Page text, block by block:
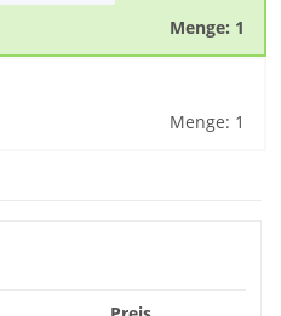
Menge: 1
Menge: 1